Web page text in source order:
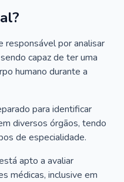
responsável por analisar
capaz de ter uma
humano durante a
para identificar
diversos órgãos, tendo
de especialidade.
apto a avaliar
médicas, inclusive em